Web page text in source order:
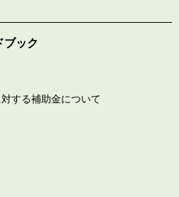
ブック
する補助金について